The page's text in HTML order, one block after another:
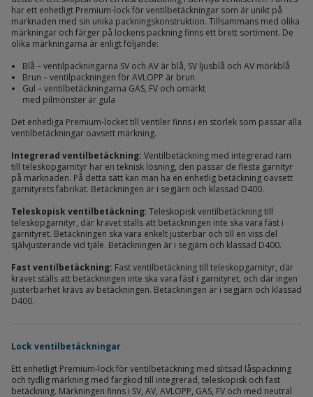
har ett enhetligt Premium-lock för ventilbetäckningar som är unikt på
marknaden med sin unika packningskonstruktion. Tillsammans med olika
märkningar och färger på lockens packning finns ett brett sortiment. De
olika märkningarna är enligt följande:
Blå – ventilpackningarna SV och AV är blå, SV ljusblå och AV mörkblå
Brun – ventilpackningen för AVLOPP är brun
Gul – ventilbetäckningarna GAS, FV och omärkt
med pilmönster är gula
Det enhetliga Premium-locket till ventiler finns i en storlek som passar alla
ventilbetäckningar oavsett märkning.
Integrerad ventilbetäckning: Ventilbetäckning med integrerad ram
till teleskopgarnityr har en teknisk lösning, den passar de flesta garnityr
på marknaden. På detta sätt kan man ha en enhetlig betäckning oavsett
garnityrets fabrikat. Betäckningen är i segjärn och klassad D400.
Teleskopisk ventilbetäckning: Teleskopisk ventilbetäckning till
teleskopgarnityr, där kravet ställs att betäckningen inte ska vara fäst i
garnityret. Betäckningen ska vara enkelt justerbar och till en viss del
självjusterande vid tjäle. Betäckningen är i segjärn och klassad D400.
Fast ventilbetäckning: Fast ventilbetäckning till teleskopgarnityr, där
kravet ställs att betäckningen inte ska vara fäst i garnityret, och där ingen
justerbarhet krävs av betäckningen. Betäckningen är i segjärn och klassad
D400.
Lock ventilbetäckningar
Ett enhetligt Premium-lock för ventilbetäckning med slitsad låspackning
och tydlig märkning med färgkod till integrerad, teleskopisk och fast
betäckning. Märkningen finns i SV, AV, AVLOPP, GAS, FV och med neutral